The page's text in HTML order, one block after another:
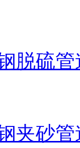
脱硫
夹砂